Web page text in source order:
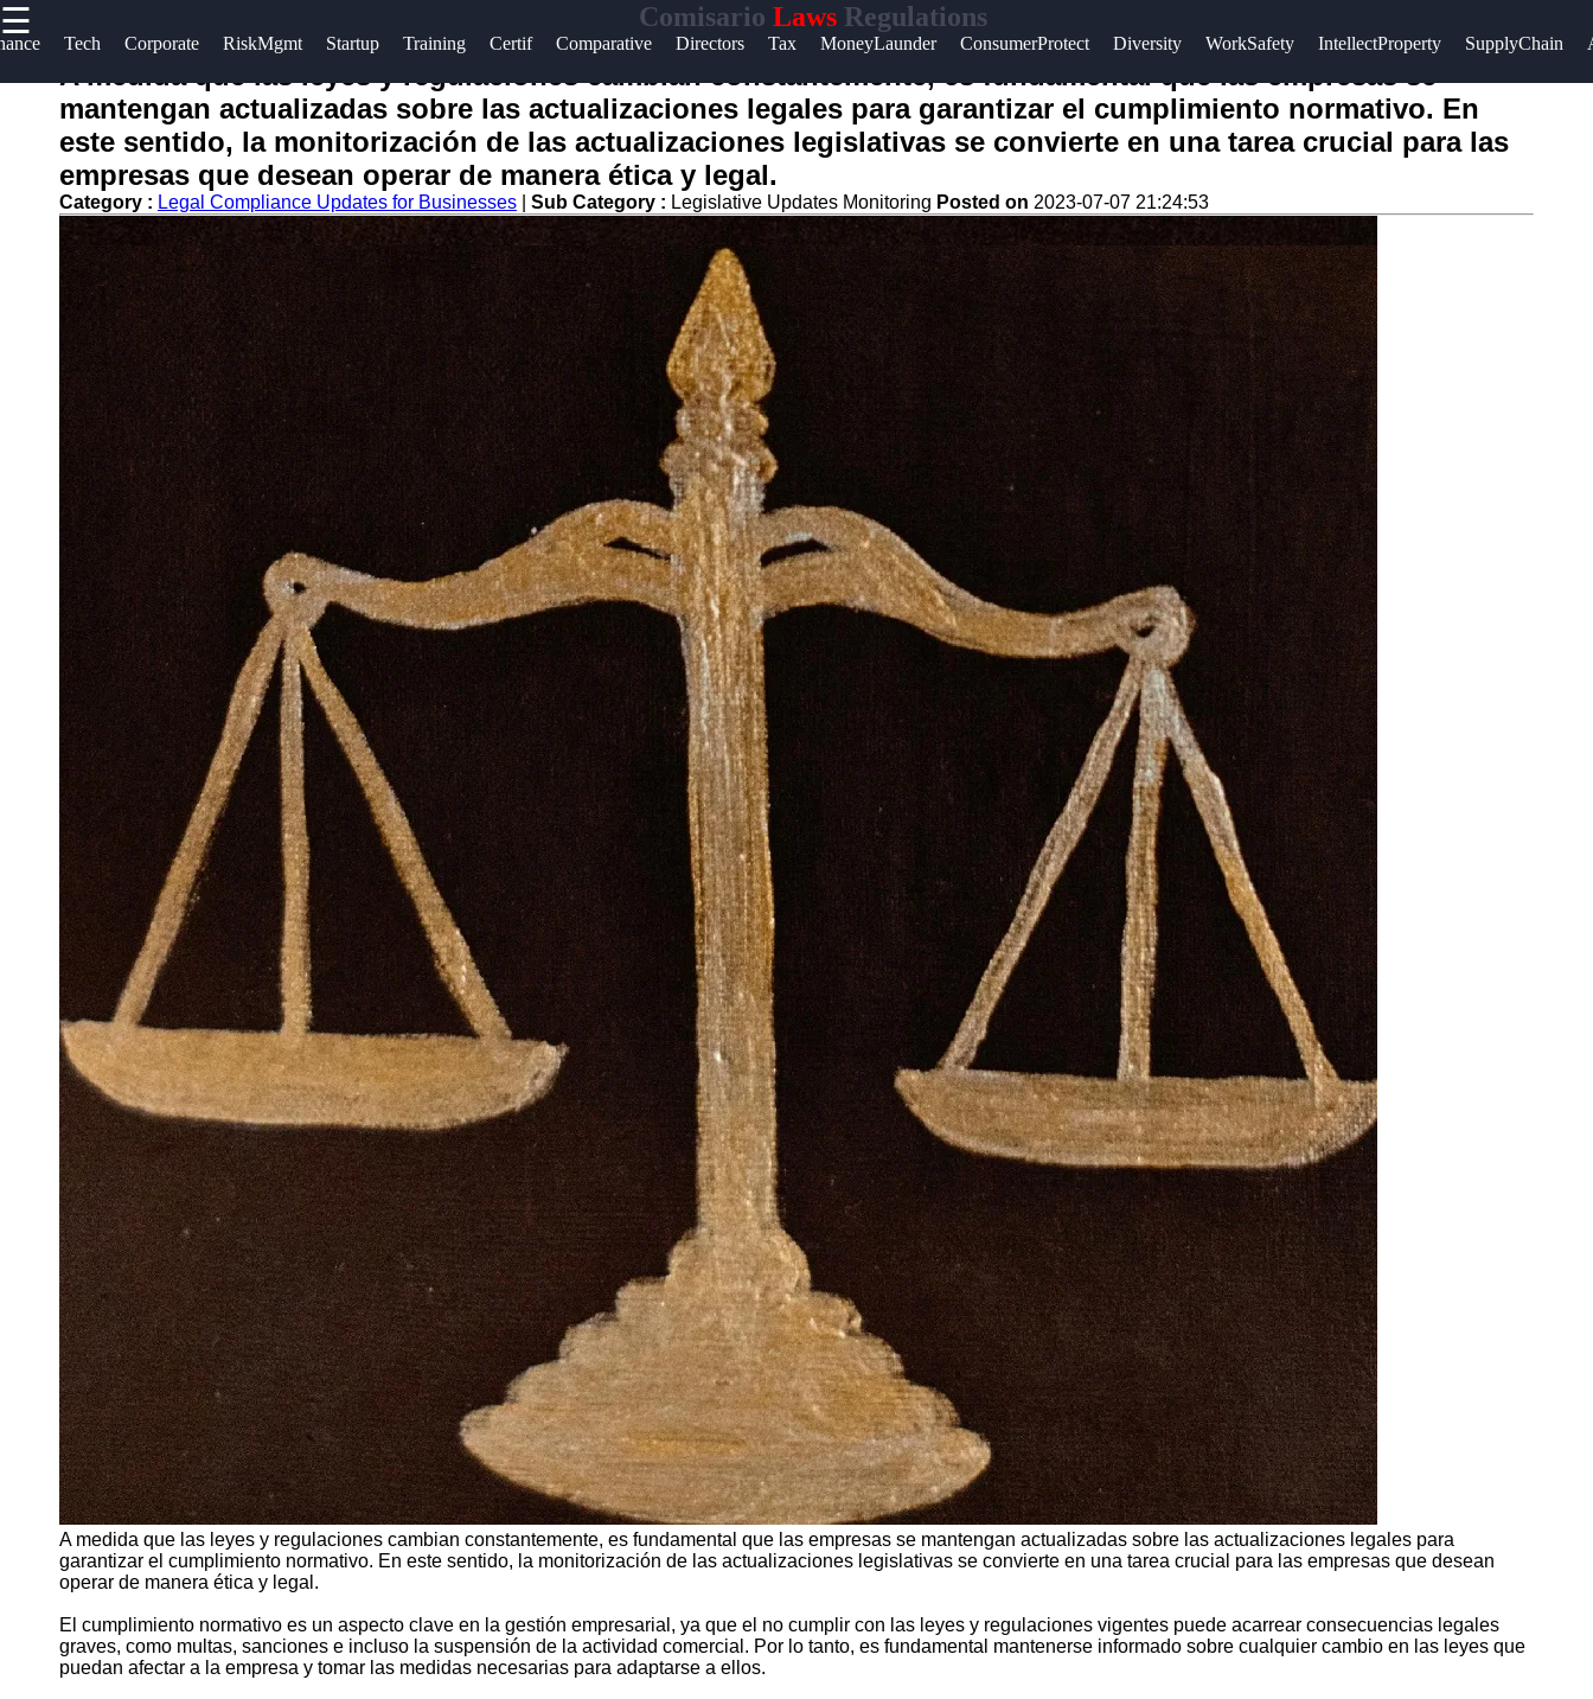
☰ Comisario LawsRegulations
Tech Corporate RiskMgmt Startup Training Certif Comparative Directors Tax MoneyLaunder ConsumerProtect Diversity WorkSafety IntellectProperty SupplyChain
Useful
Home
comisario
Socials
Facebook
Instagram
Twitter
Telegram
Help &
Contact
About
Us
Write
for Us
A medida que las leyes y regulaciones cambian constantemente, es fundamental que las empresas se
mantengan actualizadas sobre las actualizaciones legales para garantizar el cumplimiento normativo. En
este sentido, la monitorización de las actualizaciones legislativas se convierte en una tarea crucial para las
empresas que desean operar de manera ética y legal.
Category : Legal Compliance Updates for Businesses Sub Category : Legislative Updates Monitoring Posted on 2023-07-07 21:24:53
A medida que las leyes y regulaciones cambian constantemente, es fundamental que las empresas se mantengan actualizadas sobre las actualizaciones legales para
garantizar el cumplimiento normativo. En este sentido, la monitorización de las actualizaciones legislativas se convierte en una tarea crucial para las empresas que desean
operar de manera ética y legal.
El cumplimiento normativo es un aspecto clave en la gestión empresarial, ya que el no cumplir con las leyes y regulaciones vigentes puede acarrear consecuencias legales
graves, como multas, sanciones e incluso la suspensión de la actividad comercial. Por lo tanto, es fundamental mantenerse informado sobre cualquier cambio en las leyes que
puedan afectar a la empresa y tomar las medidas necesarias para adaptarse a ellos.